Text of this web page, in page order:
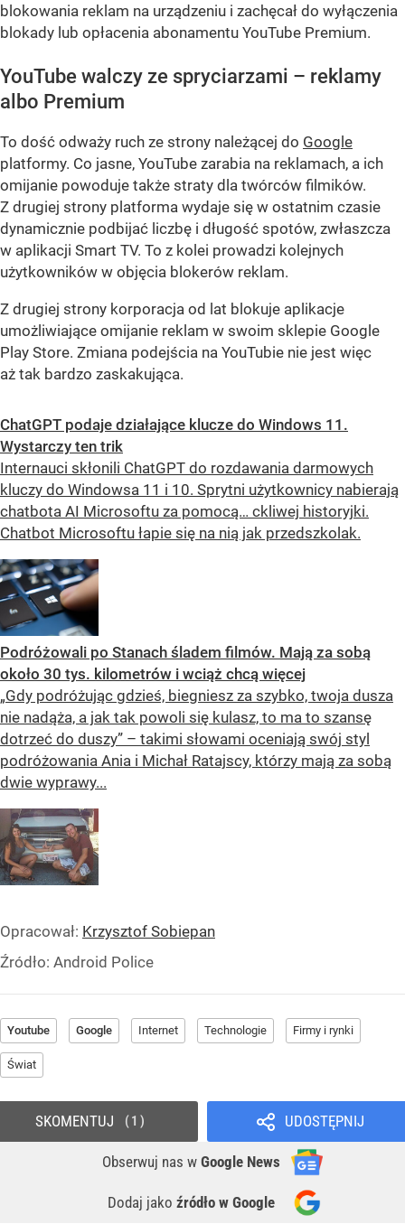
blokowania reklam na urządzeniu i zachęcał do wyłączenia
blokady lub opłacenia abonamentu YouTube Premium.
YouTube walczy ze spryciarzami – reklamy
albo Premium
To dość odważy ruch ze strony należącej do Google
platformy. Co jasne, YouTube zarabia na reklamach, a ich
omijanie powoduje także straty dla twórców filmików.
Z drugiej strony platforma wydaje się w ostatnim czasie
dynamicznie podbijać liczbę i długość spotów, zwłaszcza
w aplikacji Smart TV. To z kolei prowadzi kolejnych
użytkowników w objęcia blokerów reklam.
Z drugiej strony korporacja od lat blokuje aplikacje
umożliwiające omijanie reklam w swoim sklepie Google
Play Store. Zmiana podejścia na YouTubie nie jest więc
aż tak bardzo zaskakująca.
ChatGPT podaje działające klucze do Windows 11.
Wystarczy ten trik
Internauci skłonili ChatGPT do rozdawania darmowych
kluczy do Windowsa 11 i 10. Sprytni użytkownicy nabierają
chatbota AI Microsoftu za pomocą… ckliwej historyjki.
Chatbot Microsoftu łapie się na nią jak przedszkolak.
Podróżowali po Stanach śladem filmów. Mają za sobą
około 30 tys. kilometrów i wciąż chcą więcej
„Gdy podróżując gdzieś, biegniesz za szybko, twoja dusza
nie nadąża, a jak tak powoli się kulasz, to ma to szansę
dotrzeć do duszy” – takimi słowami oceniają swój styl
podróżowania Ania i Michał Ratajscy, którzy mają za sobą
dwie wyprawy...
Opracował: Krzysztof Sobiepan
Źródło: Android Police
Youtube Google Internet Technologie Firmy i rynki
Świat
UDOSTĘPNIJ
Obserwuj nas w Google News
Dodaj jako źródło w Google
SKOMENTUJ 1